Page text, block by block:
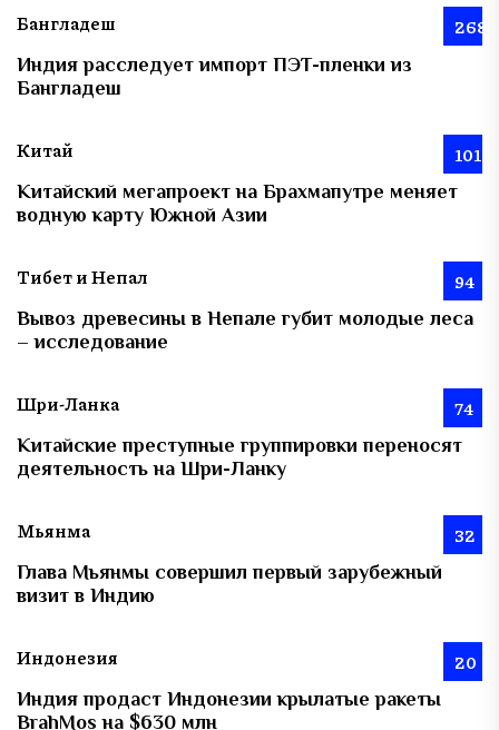
Бангладеш 268
Индия расследует импорт ПЭТ-пленки из
Бангладеш
Китай 101
Китайский мегапроект на Брахмапутре меняет
водную карту Южной Азии
Тибет и Непал 94
Вывоз древесины в Непале губит молодые леса
– исследование
Шри-Ланка 74
Китайские преступные группировки переносят
деятельность на Шри-Ланку
Мьянма 32
Глава Мьянмы совершил первый зарубежный
визит в Индию
Индонезия 20
Индия продаст Индонезии крылатые ракеты
BrahMos на $630 млн